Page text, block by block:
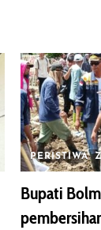
PERISTIWA
Bupati